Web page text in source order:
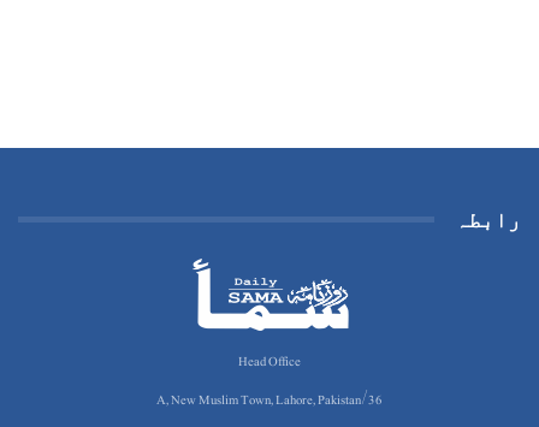
رابطہ
Head Office
36/A, New Muslim Town, Lahore, Pakistan